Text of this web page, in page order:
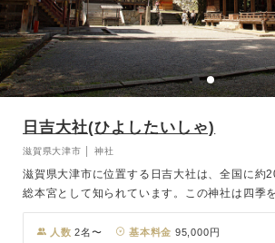
日吉大社(ひよしたいしゃ)
滋賀県大津市 │ 神社
滋賀県大津市に位置する日吉大社は、全国に約
総本宮として知られています。この神社は四季
楽しむことができ、秋の紅葉、春のさまざまな
と青もみじが境内を彩ります。挙式は国宝であ
人数 2名〜 基本料金 95,000円